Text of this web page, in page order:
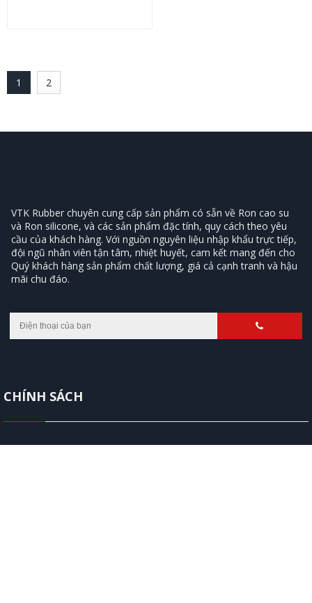
1 2
VTK Rubber chuyên cung cấp sản phẩm có sẵn về Ron cao su
và Ron silicone, và các sản phẩm đặc tính, quy cách theo yêu
cầu của khách hàng. Với nguồn nguyên liệu nhập khẩu trực tiếp,
mãi chu đáo.